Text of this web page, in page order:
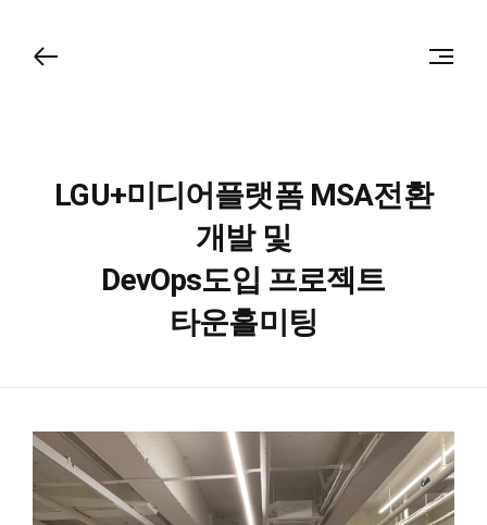
LGU+미디어플랫폼 MSA전환
개발 및
DevOps도입 프로젝트
타운홀미팅